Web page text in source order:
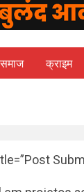
समाज क्राइम